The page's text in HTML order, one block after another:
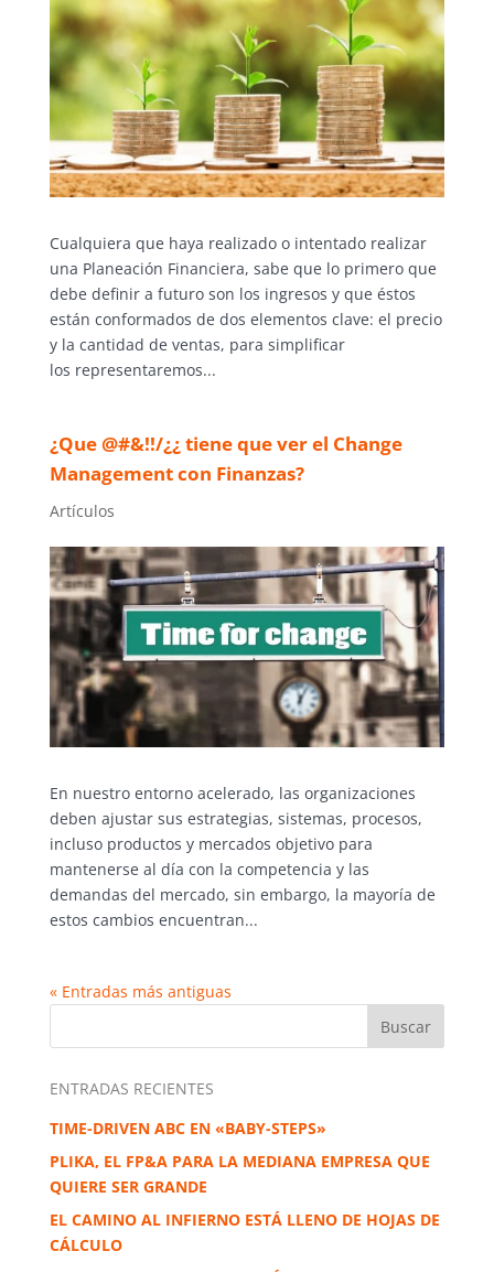
Cualquiera que haya realizado o intentado realizar
una Planeación Financiera, sabe que lo primero que
debe definir a futuro son los ingresos y que éstos
están conformados de dos elementos clave: el precio
y la cantidad de ventas, para simplificar
los representaremos...
¿Que @#&!!/¿¿ tiene que ver el Change
Management con Finanzas?
Artículos
En nuestro entorno acelerado, las organizaciones
deben ajustar sus estrategias, sistemas, procesos,
incluso productos y mercados objetivo para
mantenerse al día con la competencia y las
demandas del mercado, sin embargo, la mayoría de
estos cambios encuentran...
« Entradas más antiguas
ENTRADAS RECIENTES
TIME-DRIVEN ABC EN «BABY-STEPS»
PLIKA, EL FP&A PARA LA MEDIANA EMPRESA QUE
QUIERE SER GRANDE
EL CAMINO AL INFIERNO ESTÁ LLENO DE HOJAS DE
CÁLCULO